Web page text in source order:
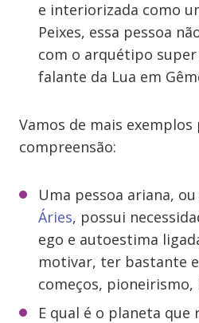
e interiorizada como
Peixes, essa pessoa
com o arquétipo
falante da Lua em
Vamos de mais
compreensão:
Uma pessoa ariana,
Áries, possui
ego e autoestima
motivar, ter bastante
começos, pioneirismo,
E qual é o planeta que